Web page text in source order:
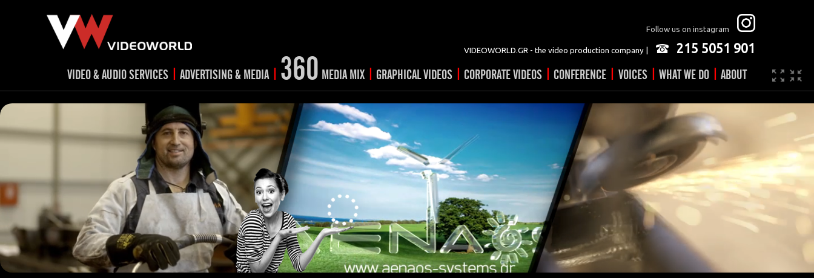
Follow us on instagram
VIDEOWORLD.GR - the video production company | 215 5051 901
VIDEO & AUDIO SERVICES
TV spots
RADIO spots
Post production
Corporate videos
Trailer & Σήματα εκπομπών
Cultural videos
video applications for museums,
archeological sites & exhibitions
Product presentations
| ADVERTISING & MEDIA
RADIOadvertising
TVadvertising
Social Media video shorts
Creative Prints
Outdoor advertising
Media planning & mix
Visual material
European Media
| 360 MEDIA MIX | GRAPHICAL VIDEOS | CORPORATE VIDEOS | CONFERENCE | VOICES | WHAT WE DO | ABOUT
Company
Video made easy
Contact